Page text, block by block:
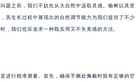
题之前，我们不妨先从大自然中汲取灵感。榆树以其坚
其生长过程中展现出的自然调节能力为我们提供了不少
，我们也应追求一种既实用又不失美感的方法。
进行精准测量。首先，确保手腕处佩戴时留有足够的空